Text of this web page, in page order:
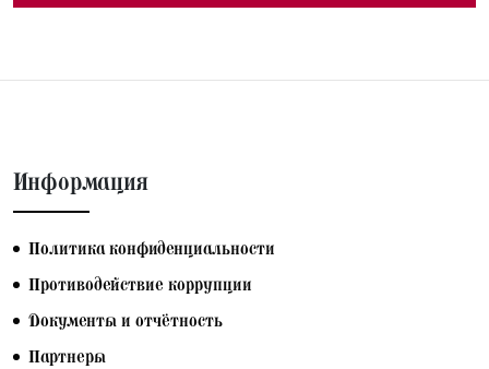
Информация
Политика конфиденциальности
Противодействие коррупции
Документы и отчётность
Партнеры